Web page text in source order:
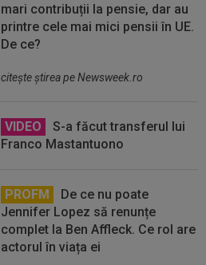
mari contribuții la pensie, dar au
printre cele mai mici pensii în UE.
De ce?
citeşte ştirea pe Newsweek.ro
VIDEO
S-a făcut transferul lui
Franco Mastantuono
PROFM
De ce nu poate
Jennifer Lopez să renunțe
complet la Ben Affleck. Ce rol are
actorul în viața ei